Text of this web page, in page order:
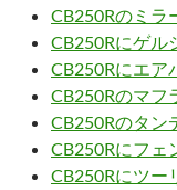
CB250Rのミラ
CB250Rにゲル
CB250Rにエア
CB250Rのマフ
CB250Rのタン
CB250Rにフェ
CB250Rにツー